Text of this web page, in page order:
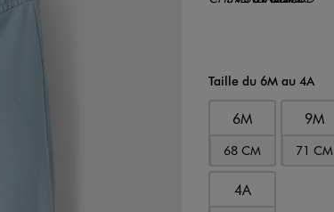
Taille du 6M au 4A
6M
68 CM
9M
71 CM
4A